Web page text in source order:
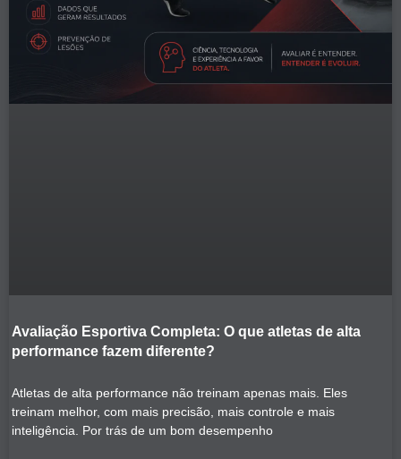
Avaliação Esportiva Completa: O que atletas de alta
performance fazem diferente?
Atletas de alta performance não treinam apenas mais. Eles
treinam melhor, com mais precisão, mais controle e mais
inteligência. Por trás de um bom desempenho